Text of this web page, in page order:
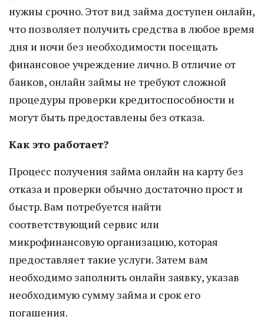
нужны срочно. Этот вид займа доступен онлайн,
что позволяет получить средства в любое время
дня и ночи без необходимости посещать
финансовое учреждение лично. В отличие от
банков, онлайн займы не требуют сложной
процедуры проверки кредитоспособности и
могут быть предоставлены без отказа.
Как это работает?
Процесс получения займа онлайн на карту без
отказа и проверки обычно достаточно прост и
быстр. Вам потребуется найти
соответствующий сервис или
микрофинансовую организацию, которая
предоставляет такие услуги. Затем вам
необходимо заполнить онлайн заявку, указав
необходимую сумму займа и срок его
погашения.